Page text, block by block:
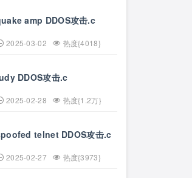
amp DDOS攻击.c
2025-03-02 热度{4018}
DDOS攻击.c
2025-02-28 热度{1.2万}
telnet DDOS攻击.c
2025-02-27 热度{3973}